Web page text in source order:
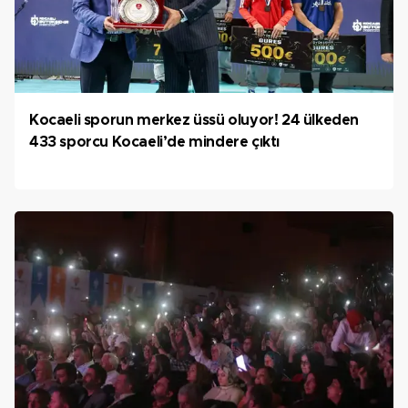
Kocaeli sporun merkez üssü oluyor! 24 ülkeden
433 sporcu Kocaeli’de mindere çıktı